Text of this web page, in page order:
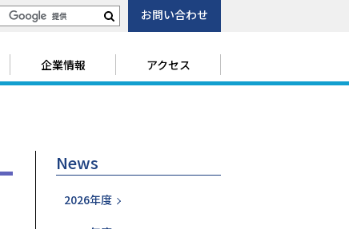
サ
検
索
企業情報 アクセス
お問い合わせ
News
2026年度